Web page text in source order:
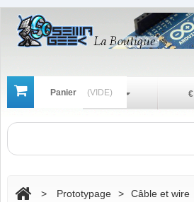
Panier (VIDE) €
Fr
> Prototypage > Câble et wire